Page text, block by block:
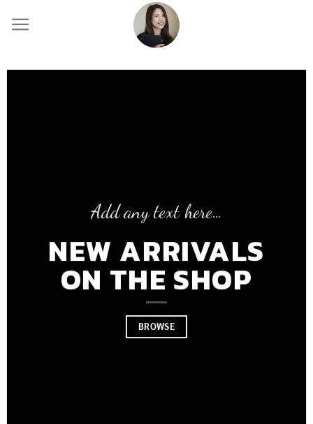
Add any text here…
NEW ARRIVALS
ON THE SHOP
BROWSE